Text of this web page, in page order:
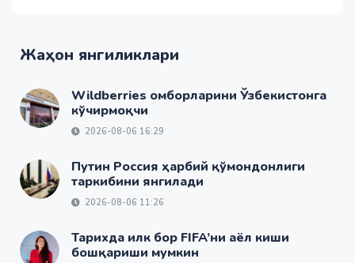
Жаҳон янгиликлари
Wildberries омборларини Ўзбекистонга
кўчирмоқчи
2026-08-06 16:29
Путин Россия ҳарбий қўмондонлиги
таркибини янгилади
2026-08-06 11:26
Тарихда илк бор FIFA’ни аёл киши
бошқариши мумкин